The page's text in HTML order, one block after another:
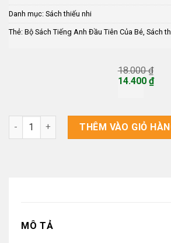
Danh mục: Sách thiếu nhi
Thẻ: Bộ Sách Tiếng Anh Đầu Tiên Của Bé, Sách
18.000₫
Giá
14.400 ₫
là:
14.400 ₫.
Bộ Sách Tiếng Anh Đầu Tiên Của Bé –
THÊM VÀO GIỎ
MÔ TẢ